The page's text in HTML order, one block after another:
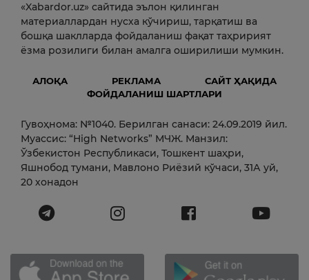
«Xabardor.uz» сайтида эълон қилинган
материаллардан нусха кўчириш, тарқатиш ва
бошқа шаклларда фойдаланиш фақат таҳририят
ёзма розилиги билан амалга оширилиши мумкин.
АЛОҚА РЕКЛАМА
САЙТ ҲАҚИДА
ФОЙДАЛАНИШ ШАРТЛАРИ
Гувоҳнома: №1040. Берилган санаси: 24.09.2019 йил.
Муассис: “High Networks” МЧЖ. Манзил:
Ўзбекистон Республикаси, Тошкент шаҳри,
Яшнобод тумани, Мавлоно Риёзий кўчаси, 31А уй,
20 хонадон